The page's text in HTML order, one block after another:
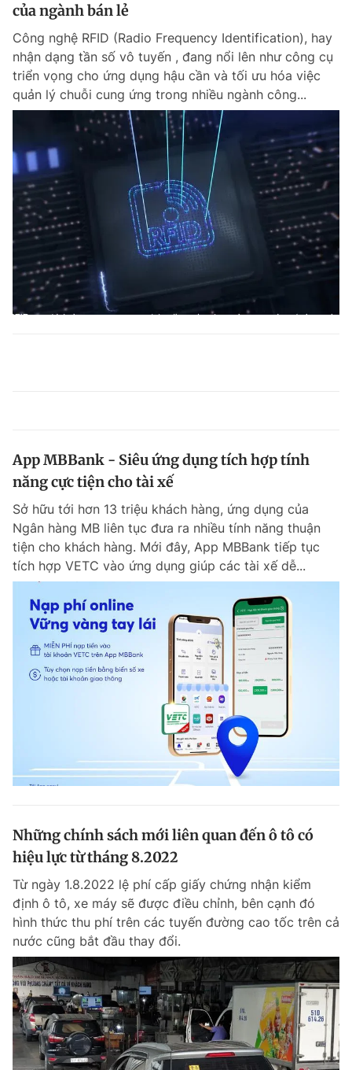
của ngành bán lẻ
Công nghệ RFID (Radio Frequency Identification), hay
nhận dạng tần số vô tuyến , đang nổi lên như công cụ
triển vọng cho ứng dụng hậu cần và tối ưu hóa việc
quản lý chuỗi cung ứng trong nhiều ngành công...
App MBBank - Siêu ứng dụng tích hợp tính
năng cực tiện cho tài xế
Sở hữu tới hơn 13 triệu khách hàng, ứng dụng của
Ngân hàng MB liên tục đưa ra nhiều tính năng thuận
tiện cho khách hàng. Mới đây, App MBBank tiếp tục
tích hợp VETC vào ứng dụng giúp các tài xế dễ...
Những chính sách mới liên quan đến ô tô có
hiệu lực từ tháng 8.2022
Từ ngày 1.8.2022 lệ phí cấp giấy chứng nhận kiểm
định ô tô, xe máy sẽ được điều chỉnh, bên cạnh đó
hình thức thu phí trên các tuyến đường cao tốc trên cả
nước cũng bắt đầu thay đổi.